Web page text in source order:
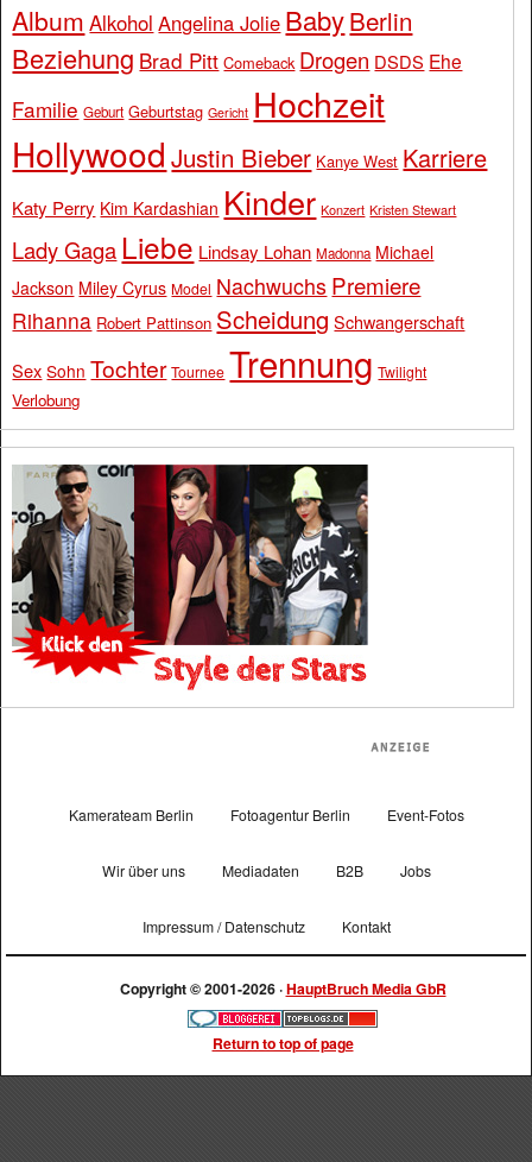
Album Alkohol Angelina Jolie BabyBerlin
Beziehung Brad Pitt Comeback Drogen DSDS Ehe
Familie Geburt Geburtstag Gericht Hochzeit
Hollywood Justin Bieber Kanye West Karriere
Katy Perry Kim Kardashian Kinder Konzert Kristen Stewart
Lady Gaga Liebe Lindsay Lohan Madonna Michael
Jackson Miley Cyrus Model Nachwuchs Premiere
Rihanna Robert Pattinson Scheidung Schwangerschaft
Sex Sohn Tochter Tournee Trennung Twilight
Verlobung
Kamerateam Berlin Fotoagentur Berlin Event-Fotos
Wir über uns Mediadaten B2B Jobs
Impressum / Datenschutz Kontakt
Copyright © 2001-2026 ·HauptBruch Media GbR
Return to top of page